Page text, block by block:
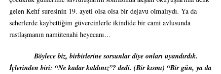
gelen Kehf suresinin 19. ayeti olsa olsa bir dejavu olmalıydı. Ya da
seherlerde kaybettiğim güvercinlerle ikindide bir cami avlusunda
rastlaşmanın namütenahi heyecanı…
Böylece biz, birbirlerine sorsunlar diye onları uyandırdık.
İçlerinden biri: “Ne kadar kaldınız”? dedi. (Bir kısmı) “Bir gün, ya da